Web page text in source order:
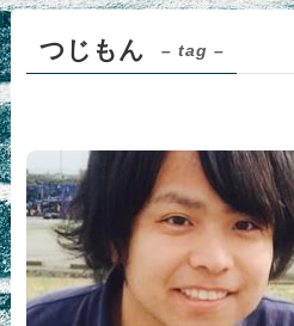
つじもん – tag –